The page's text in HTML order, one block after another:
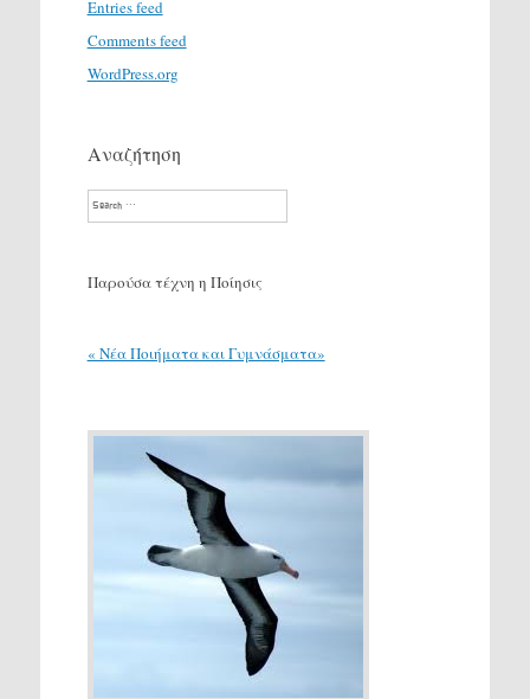
Entries feed
Comments feed
WordPress.org
Αναζήτηση
Search
Παρούσα τέχνη η Ποίησις
« Νέα Ποιήματα και Γυμνάσματα»